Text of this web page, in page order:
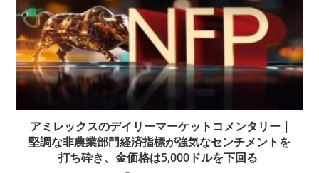
アミレックスのデイリーマーケットコメンタリー |
堅調な非農業部門経済指標が強気なセンチメントを
打ち砕き、金価格は5,000ドルを下回る